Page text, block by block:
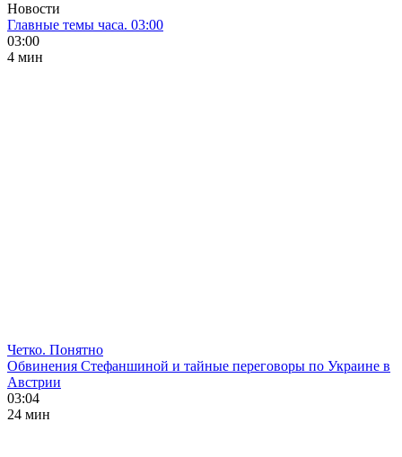
Новости
Главные темы часа. 03:00
03:00
4 мин
Четко. Понятно
Обвинения Стефаншиной и тайные переговоры по Украине в
Австрии
03:04
24 мин